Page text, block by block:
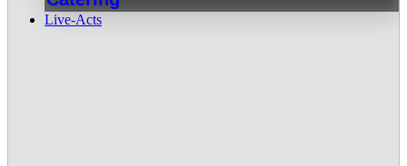
Live-Acts